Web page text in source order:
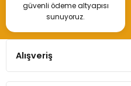
güvenli ödeme altyapısı
sunuyoruz.
Alışveriş